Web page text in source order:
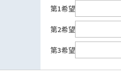
第1希望
第2希望
第3希望